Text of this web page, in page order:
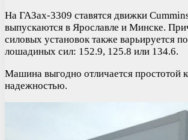
На ГАЗах-3309 ставятся движки
выпускаются в Ярославле и Минске.
силовых установок также варьируется
лошадиных сил: 152.9, 125.8 или 134.6.
Машина выгодно отличается простотой
надежностью.